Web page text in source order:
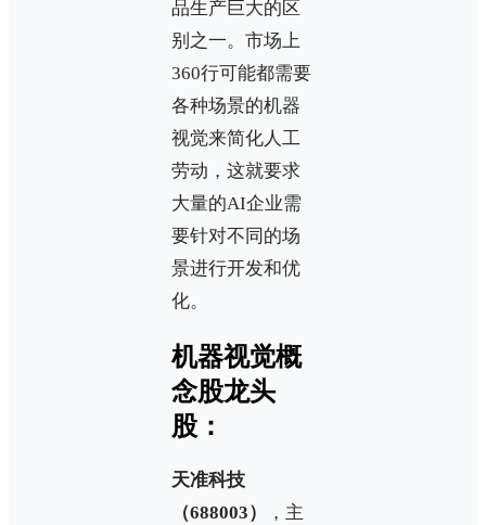
品生产巨大的区
别之一。市场上
360行可能都需要
各种场景的机器
视觉来简化人工
劳动，这就要求
大量的AI企业需
要针对不同的场
景进行开发和优
化。
机器视觉概
念股龙头
股：
天准科技
（688003）
，主